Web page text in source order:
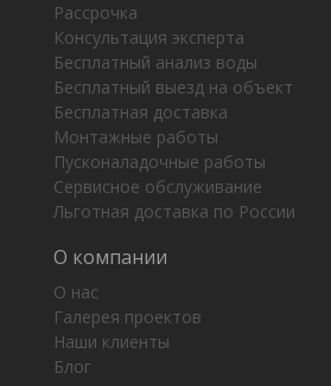
Рассрочка
Консультация эксперта
Бесплатный анализ воды
Бесплатный выезд на объект
Бесплатная доставка
Монтажные работы
Пусконаладочные работы
Сервисное обслуживание
Льготная доставка по России
О компании
О нас
Галерея проектов
Наши клиенты
Блог